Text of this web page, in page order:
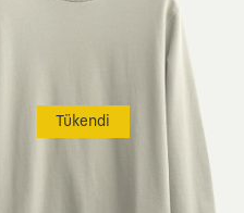
Tükendi